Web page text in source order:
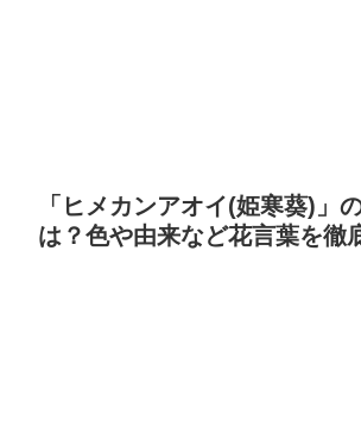
「ヒメカンアオイ(姫寒葵)」
は？色や由来など花言葉を徹